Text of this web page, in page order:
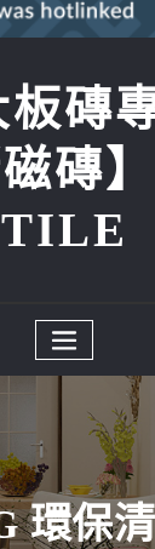
板磚
磁磚
TILE
環保